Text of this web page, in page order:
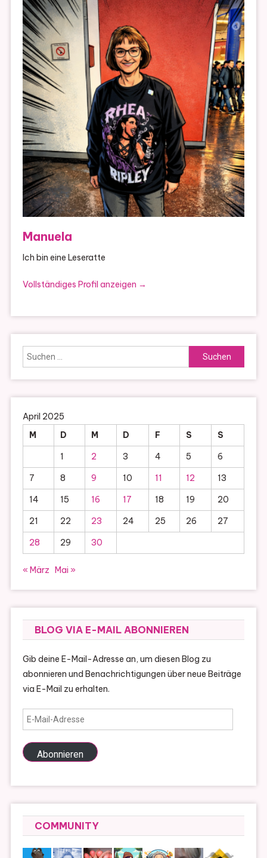
Manuela
Ich bin eine Leseratte
Vollständiges Profil anzeigen →
Suchen
nach:
April 2025
M
D M D F S
S
1
2 3 4 5
6
7
8 9 10 11 12
13
14
15 16 17 18 19
20
21
22 23 24 25 26
27
28
29 30
« März Mai »
BLOG VIA E-MAIL ABONNIEREN
Gib deine E-Mail-Adresse an, um diesen Blog zu
abonnieren und Benachrichtigungen über neue Beiträge
via E-Mail zu erhalten.
E-
Mail-
Adresse
Abonnieren
COMMUNITY